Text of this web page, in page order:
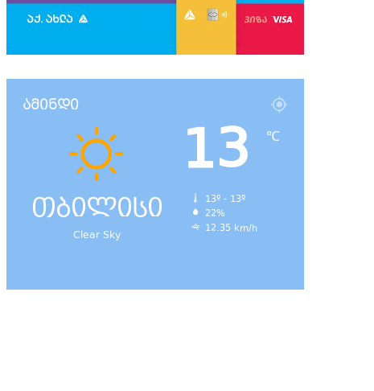
ამინდი
თბილისი
Clear Sky
13 ℃
13º - 13º
22%
12.35 km/h